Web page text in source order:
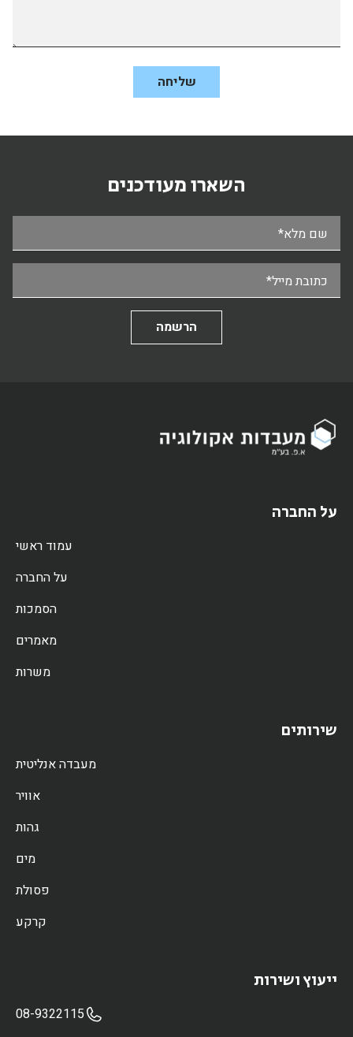
השארו מעודכנים
שם מלא*
כתובת מייל*
על החברה
עמוד ראשי
על החברה
הסמכות
מאמרים
משרות
שירותים
מעבדה אנליטית
אוויר
גהות
מים
פסולת
קרקע
ייעוץ ושירות
08-9322115